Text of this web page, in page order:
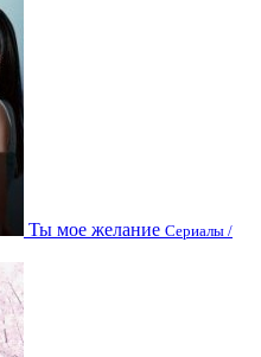
Ты мое желание Сериалы /